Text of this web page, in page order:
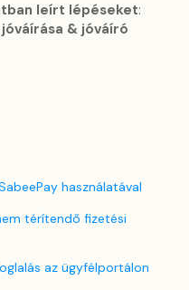
leírt lépéseket:
& jóváíró
használatával
térítendő fizetési
az ügyfélportálon